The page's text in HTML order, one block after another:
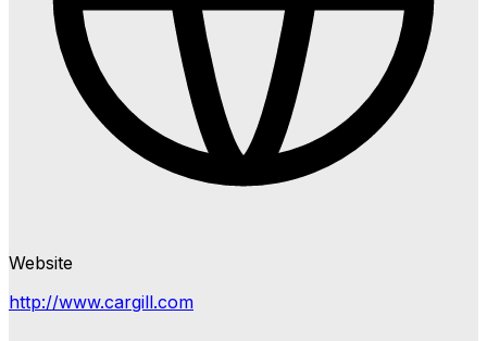
Website
http://www.cargill.com